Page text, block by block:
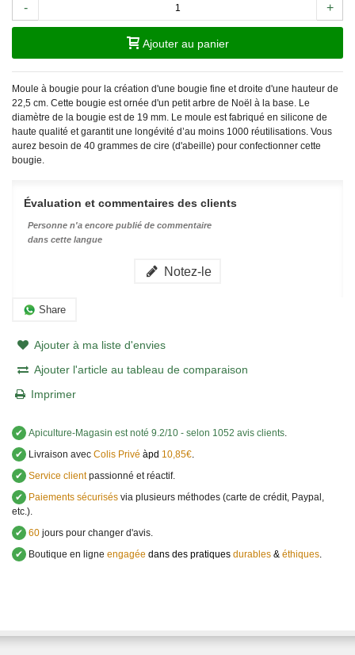
- +
Ajouter au panier
Moule à bougie pour la création d'une bougie fine et droite d'une hauteur de
22,5 cm. Cette bougie est ornée d'un petit arbre de Noël à la base. Le
diamètre de la bougie est de 19 mm. Le moule est fabriqué en silicone de
haute qualité et garantit une longévité d’au moins 1000 réutilisations. Vous
aurez besoin de 40 grammes de cire (d'abeille) pour confectionner cette
bougie.
Évaluation et commentaires des clients
Personne n'a encore publié de commentaire
dans cette langue
Notez-le
Share
Ajouter à ma liste d'envies
Ajouter l'article au tableau de comparaison
Imprimer
✔ Apiculture-Magasin est noté 9.2/10 - selon 1052 avis clients.
✔
Livraison avec Colis Privé àpd 10,85€.
✔ Service clientpassionné et réactif.
✔
Paiements sécurisés via plusieurs méthodes (carte de crédit, Paypal,
etc.).
✔ 60 jours pour changer d'avis.
✔
Boutique en ligne engagée dans des pratiques durables & éthiques.